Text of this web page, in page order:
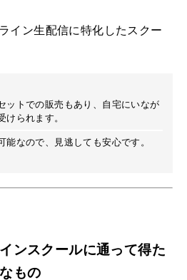
イン生配信に特化したスクー
ットでの販売もあり、自宅にいなが
けられます。
能なので、見逃しても安心です。
ンスクールに通って得た
もの